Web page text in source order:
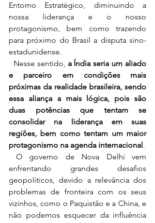
Entorno Estratégico, diminuindo a
nossa liderança e o nosso
protagonismo, bem como trazendo
para próximo do Brasil a disputa sino-
estadunidense.
  Nesse sentido,
a Índia seria um aliado
e parceiro em condições mais
próximas da realidade brasileira, sendo
essa aliança a mais lógica, pois são
duas potências que tentam se
consolidar na liderança em suas
regiões, bem como tentam um maior
protagonismo na agenda internacional .
O governo de Nova Delhi vem
enfrentando grandes desafios
geopolíticos, devido a relevância dos
problemas de fronteira com os seus
vizinhos, como o Paquistão e a China, e
não podemos esquecer da influência